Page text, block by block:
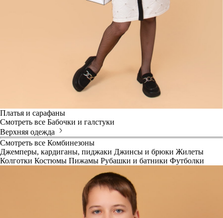
Платья и сарафаны
Смотреть все Бабочки и галстуки
Верхняя одежда
Смотреть все Комбинезоны
Джемперы, кардиганы, пиджаки Джинсы и брюки Жилеты
Колготки Костюмы Пижамы Рубашки и батники Футболки